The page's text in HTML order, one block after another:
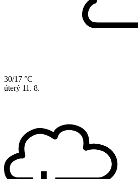
30/17 °C
úterý 11. 8.